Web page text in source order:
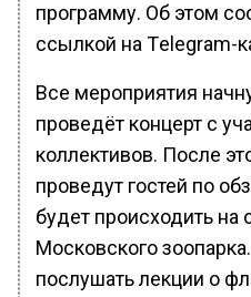
программу. Об этом
ссылкой на Тelegram-
Все мероприятия
проведёт концерт с
коллективов. После
проведут гостей по
будет происходить на
Московского
послушать лекции о